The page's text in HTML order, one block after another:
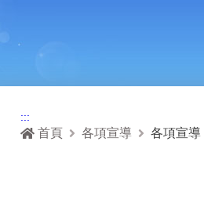
:::
首頁 各項宣導 各項宣導